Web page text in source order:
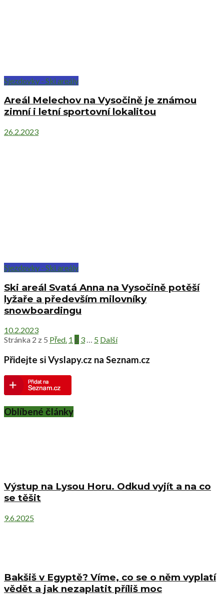
Sjezdovky - Ski areály
Areál Melechov na Vysočině je známou
zimní i letní sportovní lokalitou
26.2.2023
Sjezdovky - Ski areály
Ski areál Svatá Anna na Vysočině potěší
lyžaře a především milovníky
snowboardingu
10.2.2023
Stránka 2 z 5 Před. 1 2 3 … 5 Další
Přidejte si Vyslapy.cz na Seznam.cz
Oblíbené články
Výstup na Lysou Horu. Odkud vyjít a na co
se těšit
9.6.2025
Bakšiš v Egyptě? Víme, co se o něm vyplatí
vědět a jak nezaplatit příliš moc